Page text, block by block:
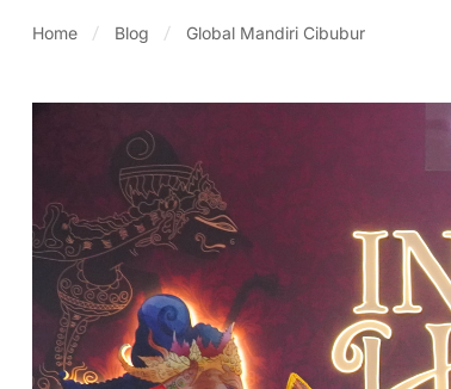
Home Blog Global Mandiri Cibubur